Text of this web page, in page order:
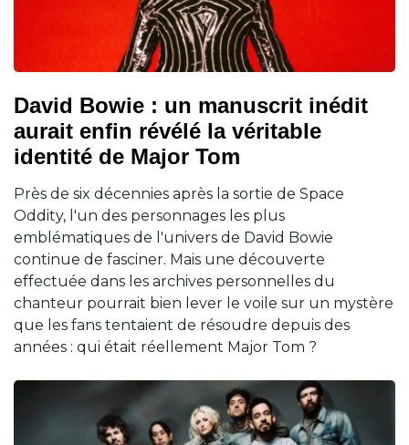
David Bowie : un manuscrit inédit
aurait enfin révélé la véritable
identité de Major Tom
Près de six décennies après la sortie de Space
Oddity, l'un des personnages les plus
emblématiques de l'univers de David Bowie
continue de fasciner. Mais une découverte
effectuée dans les archives personnelles du
chanteur pourrait bien lever le voile sur un mystère
que les fans tentaient de résoudre depuis des
années : qui était réellement Major Tom ?